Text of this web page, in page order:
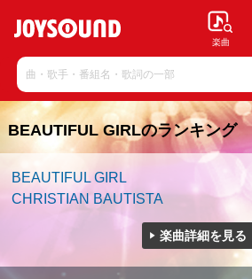
楽曲
BEAUTIFUL GIRLのランキング
BEAUTIFUL GIRL
CHRISTIAN BAUTISTA
楽曲詳細を見る